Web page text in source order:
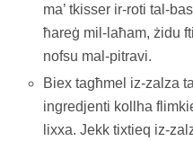
ma’ tkisser ir-roti tal-
ħareġ mil-laħam, żidu
nofsu mal-pitravi.
Biex tagħmel iz-zalza
ingredjenti kollha
lixxa. Jekk tixtieq iz-